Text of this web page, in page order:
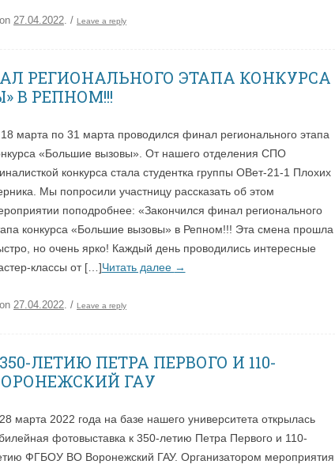
on 27.04.2022 / Leave a reply
РЕГИОНАЛЬНОГО ЭТАПА КОНКУРСА
В РЕПНОМ!!!
марта по 31 марта проводился финал регионального этапа
«Большие вызовы». От нашего отделения СПО
конкурса стала студентка группы ОВет-21-1 Плохих
Мы попросили участницу рассказать об этом
поподробнее: «Закончился финал регионального
конкурса «Большие вызовы» в Репном!!! Эта смена прошла
но очень ярко! Каждый день проводились интересные
классы от […]Читать далее →
on 27.04.2022 / Leave a reply
ЛЕТИЮ ПЕТРА ПЕРВОГО И 110-
ГАУ
марта 2022 года на базе нашего университета открылась
фотовыставка к 350-летию Петра Первого и 110-
ФГБОУ ВО Воронежский ГАУ. Организатором мероприятия